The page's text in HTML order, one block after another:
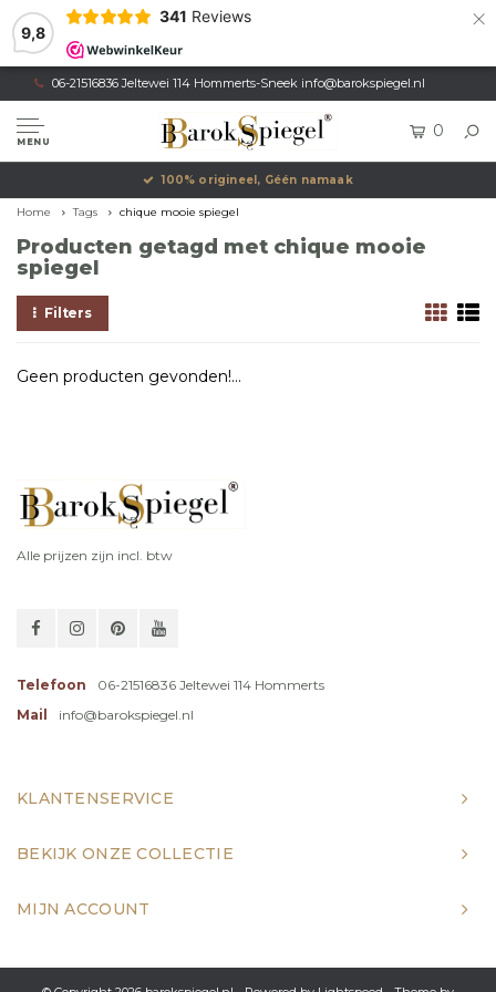
9,8
341 Reviews ×
06-21516836 Jeltewei 114 Hommerts-Sneek info@barokspiegel.nl
MENU
0
100% origineel, Géén namaak
Home Tags chique mooie spiegel
Producten getagd met chique mooie
spiegel
Filters
Geen producten gevonden!...
Alle prijzen zijn incl. btw
Telefoon
06-21516836 Jeltewei 114 Hommerts
Mail
info@barokspiegel.nl
KLANTENSERVICE
BEKIJK ONZE COLLECTIE
MIJN ACCOUNT